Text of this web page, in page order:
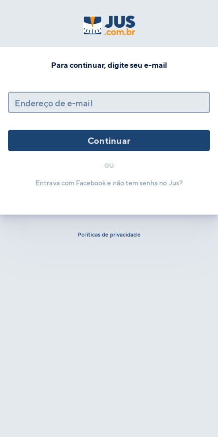
Para continuar, digite seu e-mail
Endereço de e-mail
Continuar
ou
Entrava com Facebook e não tem senha no Jus?
Políticas de privacidade